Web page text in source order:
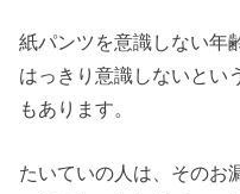
紙パンツを意識しない年
はっきり意識しないとい
もあります。
たいていの人は、そのお